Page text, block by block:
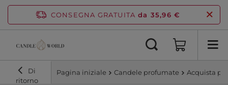
CONSEGNA GRATUITA da 35,96 €
Di
ritorno
Pagina iniziale Candele profumate Acquista per